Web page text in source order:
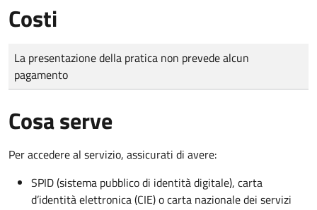
Costi
Tipo di pagamento
Importo
La presentazione della pratica non prevede alcun
pagamento
Cosa serve
Per accedere al servizio, assicurati di avere:
SPID (sistema pubblico di identità digitale), carta
d’identità elettronica (CIE) o carta nazionale dei servizi